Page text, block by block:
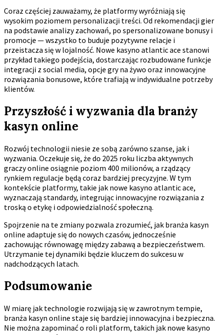
Coraz częściej zauważamy, że platformy wyróżniają się
wysokim poziomem personalizacji treści. Od rekomendacji gier
na podstawie analizy zachowań, po spersonalizowane bonusy i
promocje — wszystko to buduje pozytywne relacje i
przeistacza się w lojalność. Nowe kasyno atlantic ace stanowi
przykład takiego podejścia, dostarczając rozbudowane funkcje
integracji z social media, opcje gry na żywo oraz innowacyjne
rozwiązania bonusowe, które trafiają w indywidualne potrzeby
klientów.
Przyszłość i wyzwania dla branży
kasyn online
Rozwój technologii niesie ze sobą zarówno szanse, jak i
wyzwania. Oczekuje się, że do 2025 roku liczba aktywnych
graczy online osiągnie poziom 400 milionów, a rządzący
rynkiem regulacje będą coraz bardziej precyzyjne. W tym
kontekście platformy, takie jak nowe kasyno atlantic ace,
wyznaczają standardy, integrując innowacyjne rozwiązania z
troską o etykę i odpowiedzialność społeczną.
Spojrzenie na te zmiany pozwala zrozumieć, jak branża kasyn
online adaptuje się do nowych czasów, jednocześnie
zachowując równowagę między zabawą a bezpieczeństwem.
Utrzymanie tej dynamiki będzie kluczem do sukcesu w
nadchodzących latach.
Podsumowanie
W miarę jak technologie rozwijają się w zawrotnym tempie,
branża kasyn online staje się bardziej innowacyjna i bezpieczna.
Nie można zapominać o roli platform, takich jak nowe kasyno